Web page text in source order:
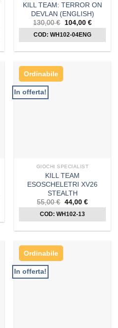
KILL TEAM: TERROR ON
DEVLAN (ENGLISH)
130,00€
Il
prezzo
originale
era:
104,00 €Il
prezzo
attuale
è:
COD: WH102-04ENG
Ordinabile
In offerta!
GIOCHI SPECIALIST
KILL TEAM
ESOSCHELETRI XV26
STEALTH
55,00€ Il
prezzo
originale
era:
44,00 €Il
prezzo
è:
COD: WH102-13
Ordinabile
In offerta!